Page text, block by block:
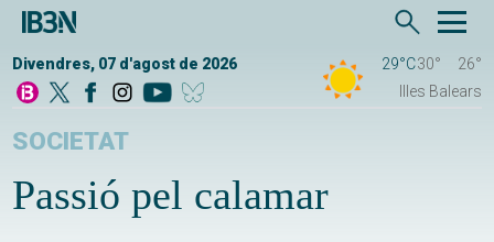
Divendres, 07 d'agost de 2026 29°C30°
26°
Illes Balears
SOCIETAT
Passió pel calamar